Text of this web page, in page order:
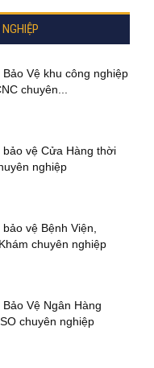
Bảo Vệ khu công nghiệp
chuyên...
bảo vệ Cửa Hàng thời
nghiệp
vệ Bệnh Viện,
chuyên nghiệp
Bảo Vệ Ngân Hàng
chuyên nghiệp